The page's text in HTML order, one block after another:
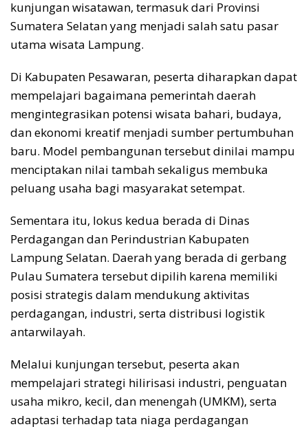
kunjungan wisatawan, termasuk dari Provinsi
Sumatera Selatan yang menjadi salah satu pasar
utama wisata Lampung.
Di Kabupaten Pesawaran, peserta diharapkan dapat
mempelajari bagaimana pemerintah daerah
mengintegrasikan potensi wisata bahari, budaya,
dan ekonomi kreatif menjadi sumber pertumbuhan
baru. Model pembangunan tersebut dinilai mampu
menciptakan nilai tambah sekaligus membuka
peluang usaha bagi masyarakat setempat.
Sementara itu, lokus kedua berada di Dinas
Perdagangan dan Perindustrian Kabupaten
Lampung Selatan. Daerah yang berada di gerbang
Pulau Sumatera tersebut dipilih karena memiliki
posisi strategis dalam mendukung aktivitas
perdagangan, industri, serta distribusi logistik
antarwilayah.
Melalui kunjungan tersebut, peserta akan
mempelajari strategi hilirisasi industri, penguatan
usaha mikro, kecil, dan menengah (UMKM), serta
adaptasi terhadap tata niaga perdagangan